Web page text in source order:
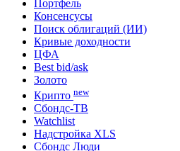
Войти Зарегистрироваться
Портфель
Консенсусы
Поиск облигаций (ИИ)
Кривые доходности
ЦФА
Best bid/ask
Золото
Крипто new